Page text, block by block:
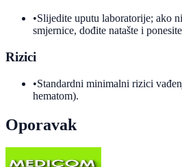
•Slijedite uputu laboratorije; ako
smjernice, dođite natašte i
Rizici
•Standardni minimalni rizici
hematom).
Oporavak